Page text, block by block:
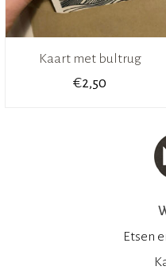
Kaart met bultrug
€2,50
Etsen